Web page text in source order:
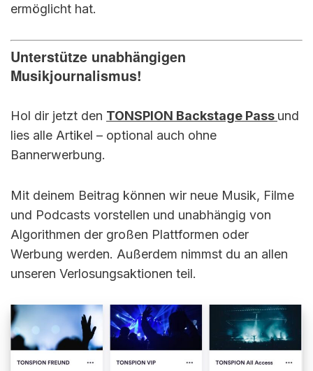
ermöglicht hat.
Unterstütze unabhängigen
Musikjournalismus!
Hol dir jetzt den TONSPION Backstage Pass und
lies alle Artikel – optional auch ohne
Bannerwerbung.
Mit deinem Beitrag können wir neue Musik, Filme
und Podcasts vorstellen und unabhängig von
Algorithmen der großen Plattformen oder
Werbung werden. Außerdem nimmst du an allen
unseren Verlosungsaktionen teil.